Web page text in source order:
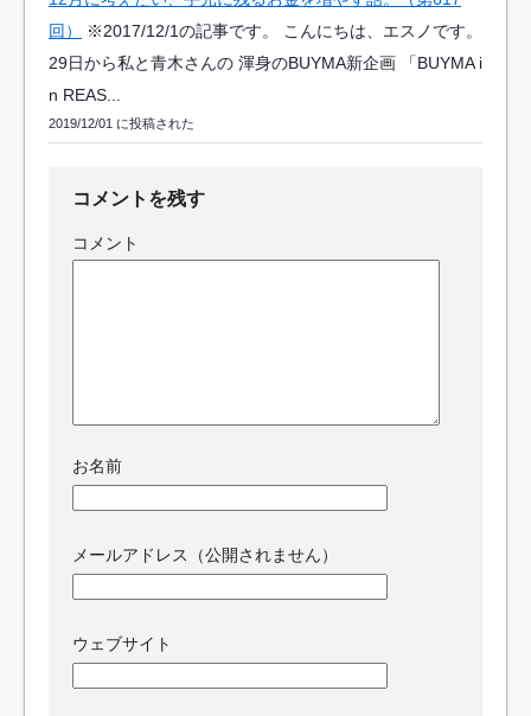
回）
※2017/12/1の記事です。 こんにちは、エスノです。
29日から私と青木さんの 渾身のBUYMA新企画 「BUYMA i
n REAS...
2019/12/01 に投稿された
コメントを残す
コメント
お名前
メールアドレス（公開されません）
ウェブサイト